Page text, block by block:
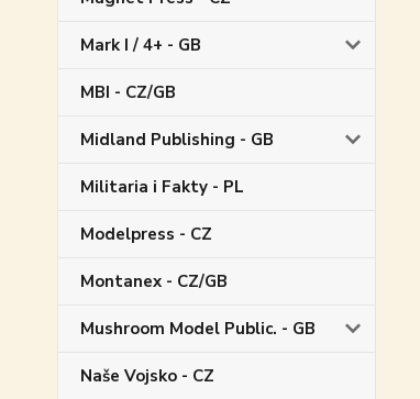
Mark I / 4+ - GB
MBI - CZ/GB
Midland Publishing - GB
Militaria i Fakty - PL
Modelpress - CZ
Montanex - CZ/GB
Mushroom Model Public. - GB
Naše Vojsko - CZ